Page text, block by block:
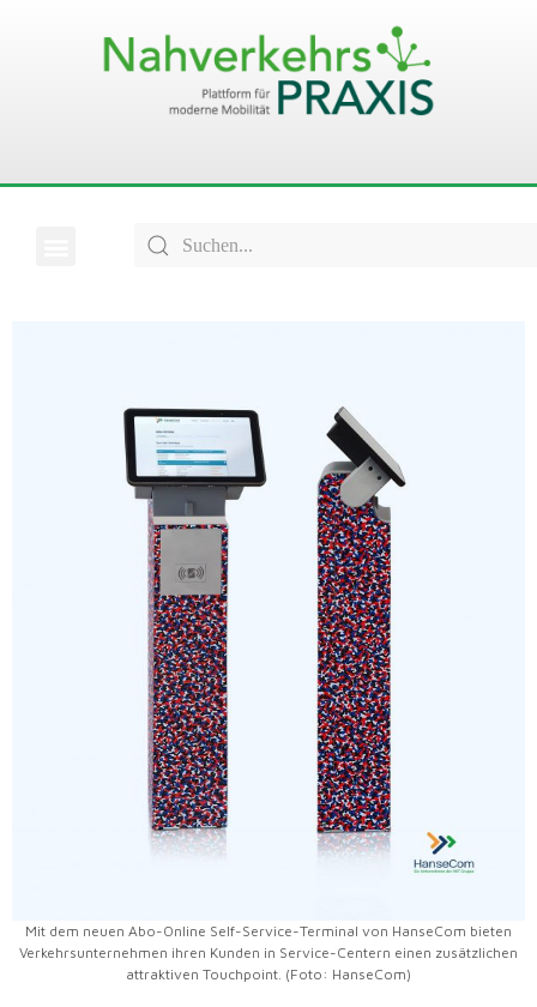
Mit dem neuen Abo-Online Self-Service-Terminal von HanseCom bieten
Verkehrsunternehmen ihren Kunden in Service-Centern einen zusätzlichen
attraktiven Touchpoint. (Foto: HanseCom)